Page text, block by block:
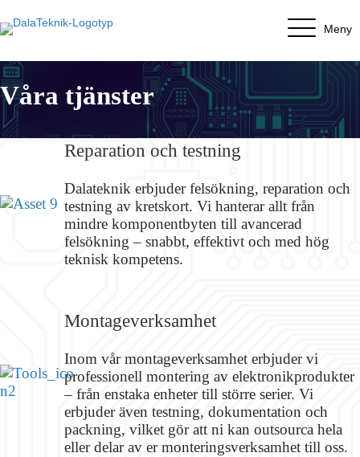
Meny
Våra tjänster
Reparation och testning
Dalateknik erbjuder felsökning, reparation och
testning av kretskort. Vi hanterar allt från
mindre komponentbyten till avancerad
felsökning – snabbt, effektivt och med hög
teknisk kompetens.
Montage­verksamhet
Inom vår montageverksamhet erbjuder vi
professionell montering av elektronikprodukter
– från enstaka enheter till större serier. Vi
erbjuder även testning, dokumentation och
packning, vilket gör att ni kan outsourca hela
eller delar av er monteringsverksamhet till oss.